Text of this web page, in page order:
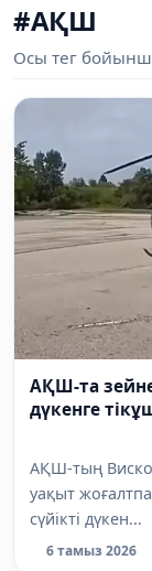
#АҚШ
Осы тег
АҚШ-та
дүкенге
АҚШ-тың
уақыт
сүйікті дүкен...
6 тамыз 2026